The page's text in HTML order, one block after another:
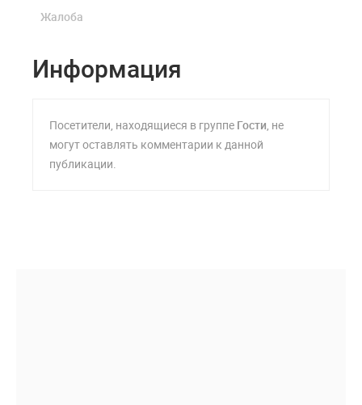
Жалоба
Информация
Посетители, находящиеся в группе Гости, не
могут оставлять комментарии к данной
публикации.